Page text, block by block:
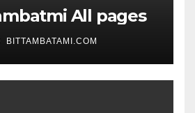
Bitambatmi All pages
BITTAMBATAMI.COM